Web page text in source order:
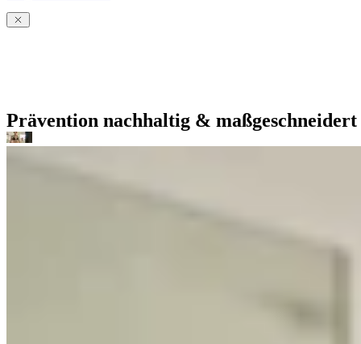
Prävention nachhaltig & maßgeschneidert